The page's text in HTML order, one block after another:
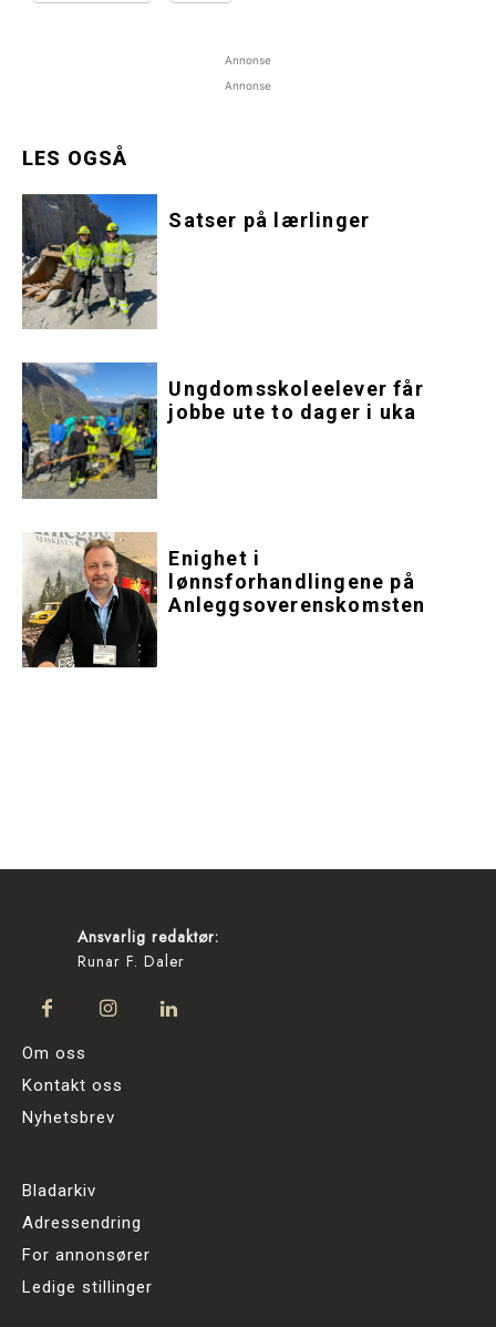
Annonse
Annonse
LES OGSÅ
Satser på lærlinger
Ungdomsskoleelever får
jobbe ute to dager i uka
Enighet i
lønnsforhandlingene på
Anleggsoverenskomsten
Ansvarlig redaktør:
Runar F. Daler
Om oss
Kontakt oss
Nyhetsbrev
Bladarkiv
Adressendring
For annonsører
Ledige stillinger